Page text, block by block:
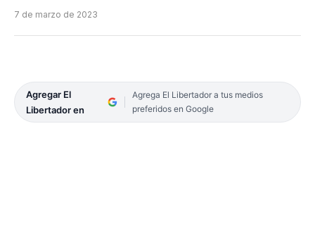
7 de marzo de 2023
Agregar El
Libertador en
Agrega El Libertador a tus medios
preferidos en Google